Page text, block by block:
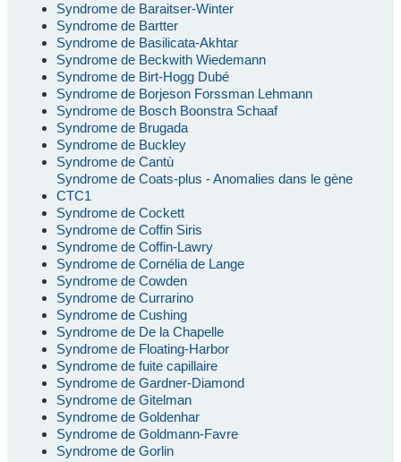
Syndrome de Baraitser-Winter
Syndrome de Bartter
Syndrome de Basilicata-Akhtar
Syndrome de Beckwith Wiedemann
Syndrome de Birt-Hogg Dubé
Syndrome de Borjeson Forssman Lehmann
Syndrome de Bosch Boonstra Schaaf
Syndrome de Brugada
Syndrome de Buckley
Syndrome de Cantù
Syndrome de Coats-plus - Anomalies dans le gène
CTC1
Syndrome de Cockett
Syndrome de Coffin Siris
Syndrome de Coffin-Lawry
Syndrome de Cornélia de Lange
Syndrome de Cowden
Syndrome de Currarino
Syndrome de Cushing
Syndrome de De la Chapelle
Syndrome de Floating-Harbor
Syndrome de fuite capillaire
Syndrome de Gardner-Diamond
Syndrome de Gitelman
Syndrome de Goldenhar
Syndrome de Goldmann-Favre
Syndrome de Gorlin